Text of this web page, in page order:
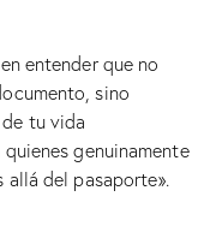
entender que no
sino
tu vida
genuinamente
allá del pasaporte».